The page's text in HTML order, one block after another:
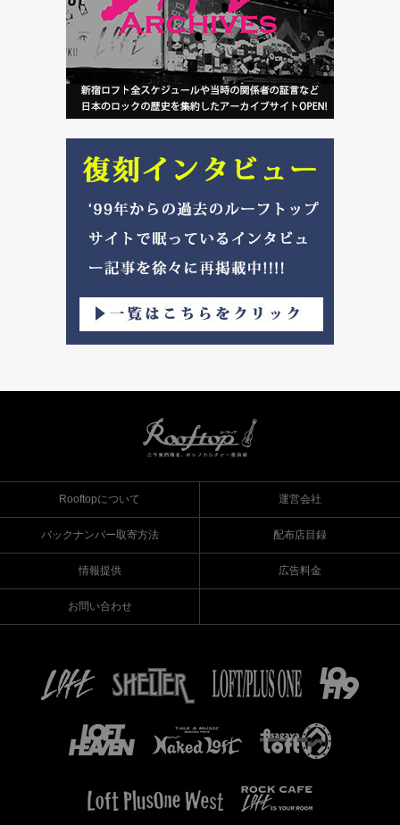
Rooftopについて 運営会社
バックナンバー取寄方法 配布店目録
情報提供 広告料金
お問い合わせ